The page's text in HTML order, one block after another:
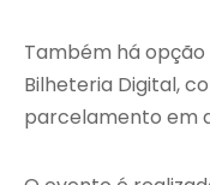
Também há
Bilheteria Digital,
parcelamento em